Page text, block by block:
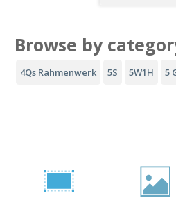
Browse by
4Qs Rahmenwerk 5S 5W1H 5